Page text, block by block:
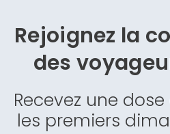
Rejoignez la
des
Recevez une
les premiers